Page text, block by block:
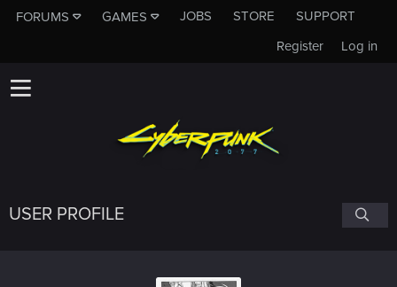
FORUMS GAMES JOBS STORE
SUPPORT
Log in
Register
USER PROFILE